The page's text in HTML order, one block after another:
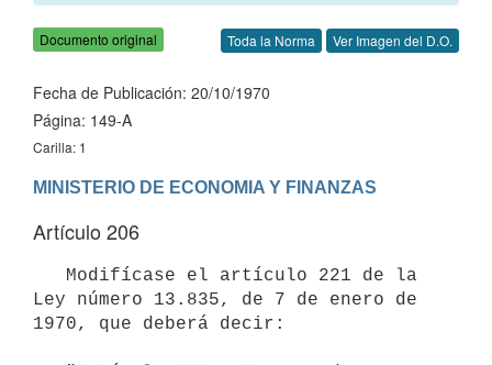
Documento original Toda la Norma Ver Imagen del D.O.
Fecha de Publicación: 20/10/1970
Página: 149-A
Carilla: 1
MINISTERIO DE ECONOMIA Y FINANZAS
Artículo 206
Ley número 13.835, de 7 de enero de
1970, que deberá decir: